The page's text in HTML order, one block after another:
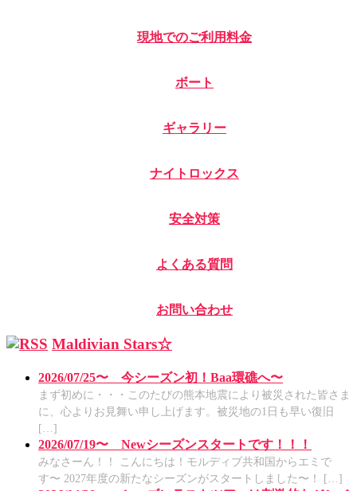
現地でのご利用料金
ボート
ギャラリー
ナイトロックス
安全対策
よくある質問
お問い合わせ
Maldivian Stars☆
2026/07/25〜 今シーズン初！Baa環礁へ〜
まず初めに・・・このたびの熊本地震により被災された皆さま
に、心よりお見舞い申し上げます。被災地の1日も早い復旧
[…]
2026/07/19〜 Newシーズンスタートです！！！
みなさーん！！ こんにちは！モルディブ共和国からエミで
す〜 2027年度の新たなシーズンがスタートしました〜！ […]